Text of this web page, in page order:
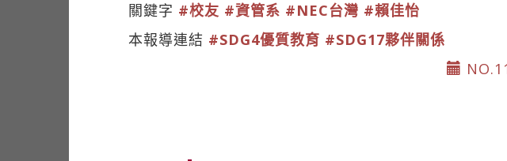
關鍵字 #校友 #資管系 #NEC台灣 #賴佳怡
本報導連結 #SDG4優質教育 #SDG17夥伴關係